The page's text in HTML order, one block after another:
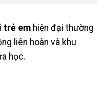
trẻ em hiện đại thường
liên hoàn và khu
học.